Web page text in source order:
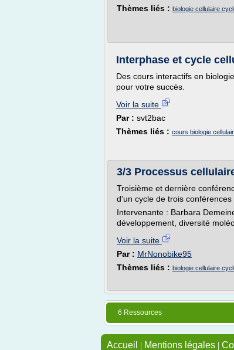
Thèmes liés : biologie cellulaire
Interphase et cycle
Des cours interactifs en
pour votre succès.
Voir la suite
Par : svt2bac
Thèmes liés : cours biologie
3/3 Processus
Troisième et dernière
d'un cycle de trois
Intervenante : Barbara
développement, diversité
Voir la suite
Par : MrNonobike95
Thèmes liés : biologie cellulaire
6 Ressources
Accueil | Mentions légales |